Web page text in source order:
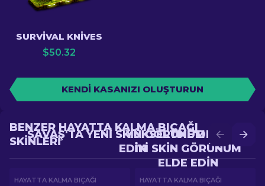
SURVIVAL KNIVES
$50.32
KENDI KASANIZI OLUŞTURUN
YÜKSELTME'DE DAHA
IYI SKIN GÖRÜNÜM
ELDE EDIN
SAVAŞ'TA YENI SKIN GÖRÜNÜM ELDE
EDIN
BENZER HAYATTA KALMA BIÇAĞI
SKINLERI
HAYATTA KALMA BIÇAĞI HAYATTA KALMA BIÇAĞI